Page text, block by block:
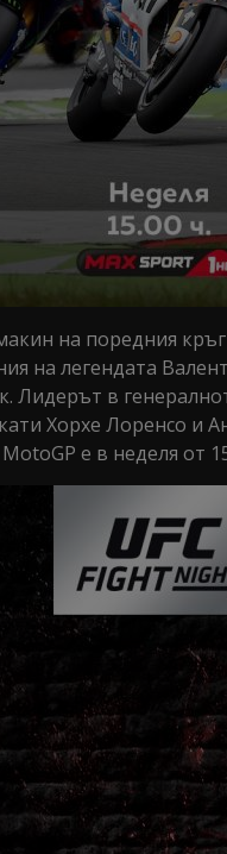
на поредния
на легендата
Лидерът в
Хорхе Лоренсо
е в неделя от